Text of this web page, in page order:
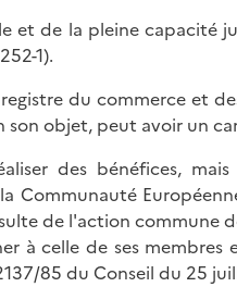
et de la pleine capacité
1).
du commerce et
objet, peut avoir un
des bénéfices,
Communauté
de l'action commune
à celle de ses
85 du Conseil du 25